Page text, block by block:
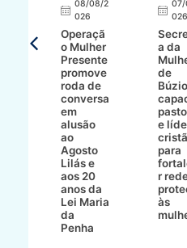
08/08/2
026
Operaçã
o Mulher
Presente
promove
roda de
conversa
em
alusão
ao
Agosto
Lilás e
aos 20
anos da
Lei Maria
da
Penha
026
a da
de
e
para
r
às